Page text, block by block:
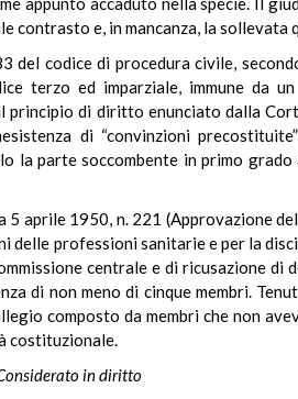
contrasto e, in mancanza, la sollevata
codice di procedura civile,
terzo ed imparziale, immune da
principio di diritto enunciato dalla
di “convinzioni
la parte soccombente in primo
aprile 1950, n. 221 (Approvazione
professioni sanitarie e per la
centrale e di ricusazione
di non meno di cinque membri.
composto da membri che non
costituzionale.
in diritto